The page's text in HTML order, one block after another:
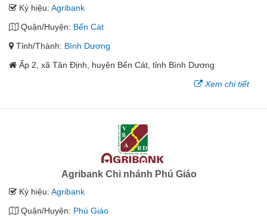
Ký hiệu: Agribank
Quận/Huyện: Bến Cát
Tỉnh/Thành: Bình Dương
Ấp 2, xã Tân Định, huyện Bến Cát, tỉnh Bình Dương
Xem chi tiết
Agribank Chi nhánh Phú Giáo
Ký hiệu: Agribank
Quận/Huyện: Phú Giáo